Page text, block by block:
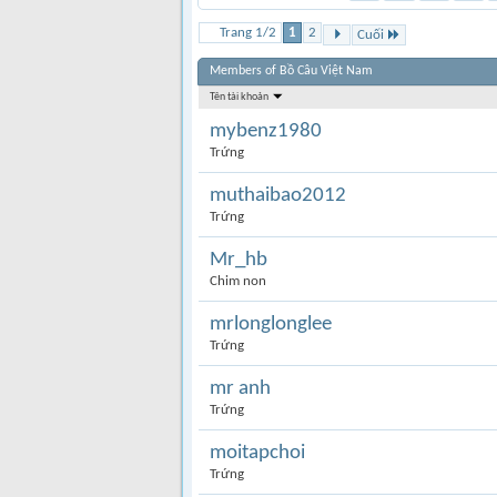
Trang 1/2 1 2 Cuối
Members of Bồ Câu Việt Nam
Tên tài khoản
mybenz1980
Trứng
muthaibao2012
Trứng
Mr_hb
Chim non
mrlonglonglee
Trứng
mr anh
Trứng
moitapchoi
Trứng